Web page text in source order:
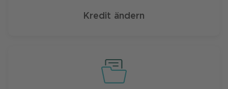
Kredit ändern